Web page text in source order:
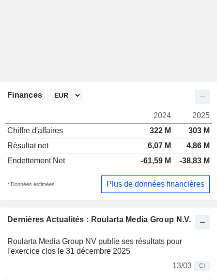
Dernières Actualités : Roularta Media Group N.V.
Roularta Media Group NV publie ses résultats pour
l'exercice clos le 31 décembre 2025
13/03
CI
Finances
2024
2025
Chiffre d'affaires
322 M
303 M
Résultat net
6,07 M
4,86 M
Endettement Net
-61,59 M -38,83 M
* Données estimées Plus de données financières